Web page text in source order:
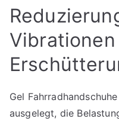
Vibrationen
Gel
ausgelegt, die